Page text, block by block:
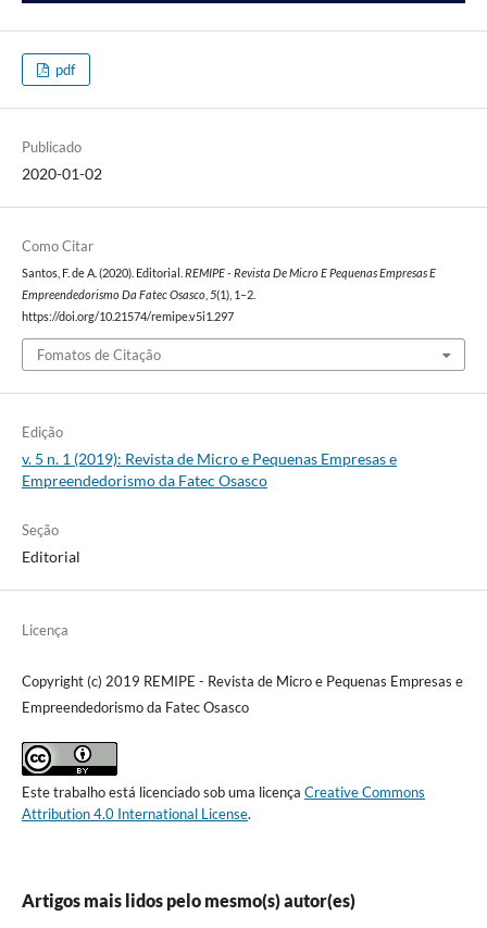
pdf
Publicado
2020-01-02
Como Citar
Santos, F. de A. (2020). Editorial. REMIPE - Revista De Micro E Pequenas Empresas E
Empreendedorismo Da Fatec Osasco, 5(1), 1–2.
https://doi.org/10.21574/remipe.v5i1.297
Fomatos de Citação
Edição
v. 5 n. 1 (2019): Revista de Micro e Pequenas Empresas e
Empreendedorismo da Fatec Osasco
Seção
Editorial
Licença
Copyright (c) 2019 REMIPE - Revista de Micro e Pequenas Empresas e
Empreendedorismo da Fatec Osasco
Este trabalho está licenciado sob uma licença Creative Commons
Attribution 4.0 International License.
Artigos mais lidos pelo mesmo(s) autor(es)